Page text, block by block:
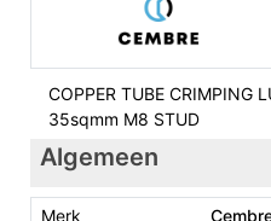
COPPER TUBE CRIMPING
35sqmm M8 STUD
Algemeen
Merk